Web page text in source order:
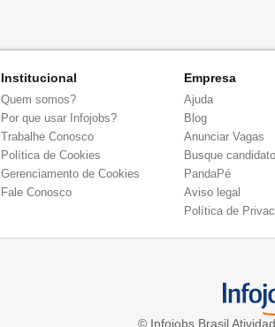
Institucional
Quem somos?
Por que usar Infojobs?
Trabalhe Conosco
Política de Cookies
Gerenciamento de Cookies
Fale Conosco
Empresa
Ajuda
Blog
Anunciar Vagas
Busque
PandaPé
Aviso legal
Política de
© Infojobs Brasil